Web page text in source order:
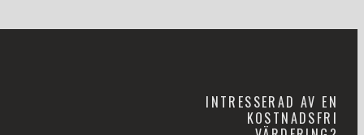
INTRESSERAD AV EN
KOSTNADSFRI